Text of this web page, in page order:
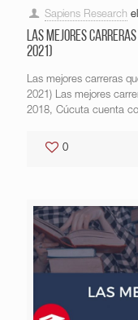
Sapiens Research el
Las mejores carreras
2021)
Las mejores carreras
2021) Las mejores
2018, Cúcuta cuenta
0